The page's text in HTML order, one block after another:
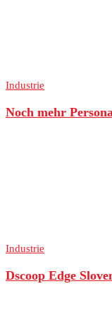
Industrie
Noch mehr
Industrie
Dscoop Edge